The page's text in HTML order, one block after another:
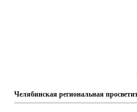
Челябинская региональная